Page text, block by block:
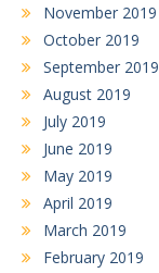
November 2019
October 2019
September 2019
August 2019
July 2019
June 2019
May 2019
April 2019
March 2019
February 2019